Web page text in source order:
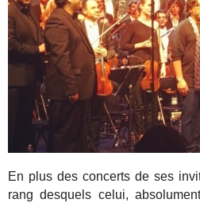
En plus des concerts de ses
rang desquels celui,